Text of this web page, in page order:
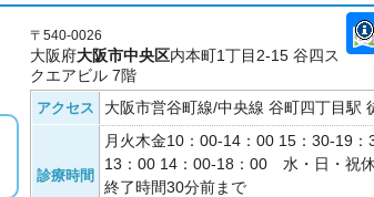
〒540-0026
大阪府大阪市中央区内本町1丁目2-15 谷四ス
クエアビル 7階
アクセス 大阪市営谷町線/中央線 谷町四丁目駅
診療時間
月火木金10：00-14：00 15：30-19
13：00 14：00-18：00 水・日・祝
終了時間30分前まで